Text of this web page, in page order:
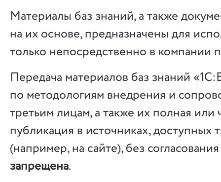
Материалы баз знаний, а также
на их основе, предназначены для
только непосредственно в компании
Передача материалов баз знаний
по методологиям внедрения и
третьим лицам, а также их полная или
публикация в источниках, доступных
(например, на сайте), без
запрещена.